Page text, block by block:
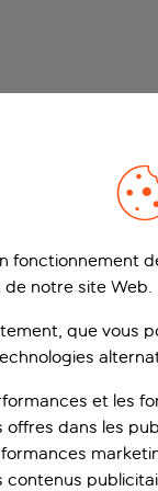
fonctionnement
notre site Web.
que vous
et les
offres dans les
contenus